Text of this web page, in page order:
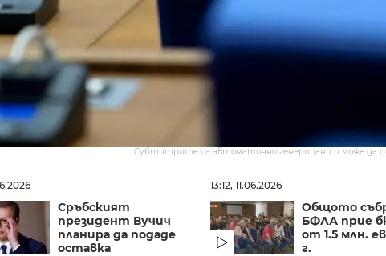
Субтитрите са автоматично генерирани и може да
Сръбският
президент Вучич
планира да подаде
оставка
13:12, 11.06.2026
Общото
БФЛА прие
от 1.5 млн.
г.